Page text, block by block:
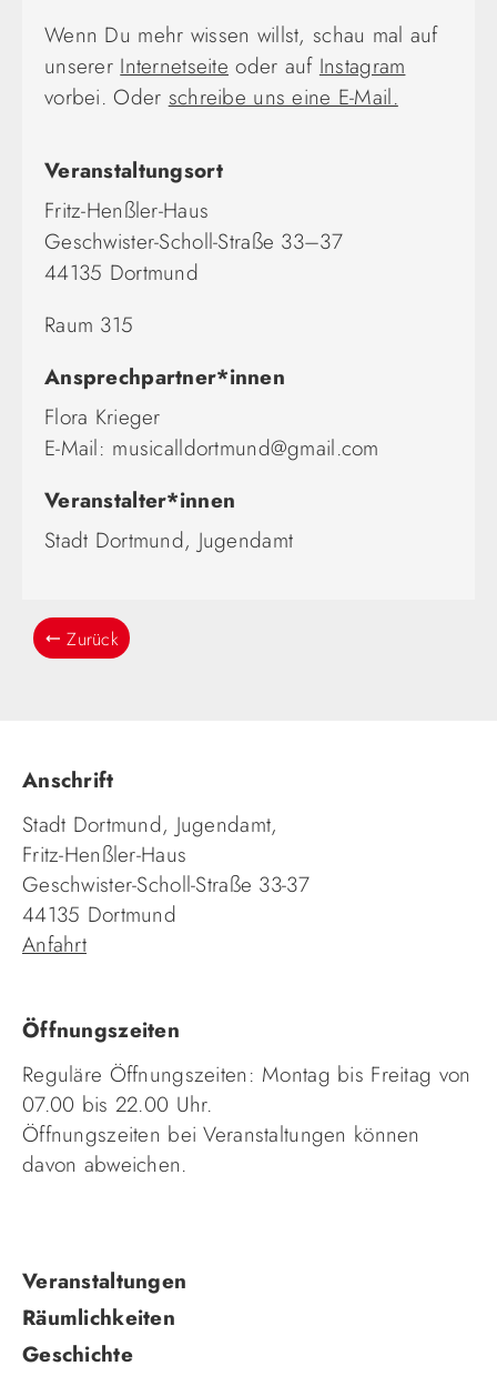
Wenn Du mehr wissen willst, schau mal auf
unserer Internetseite oder auf Instagram
vorbei. Oder schreibe uns eine E-Mail.
Veranstaltungsort
Fritz-Henßler-Haus
Geschwister-Scholl-Straße 33–37
44135 Dortmund
Raum 315
Ansprechpartner*innen
Flora Krieger
E-Mail: musicalldortmund@gmail.com
Veranstalter*innen
Stadt Dortmund, Jugendamt
Zurück
Anschrift
Stadt Dortmund, Jugendamt,
Fritz-Henßler-Haus
Geschwister-Scholl-Straße 33-37
44135 Dortmund
Anfahrt
Öffnungszeiten
Reguläre Öffnungszeiten: Montag bis Freitag von
07.00 bis 22.00 Uhr.
Öffnungszeiten bei Veranstaltungen können
davon abweichen.
Navigation
überspringen
Veranstaltungen
Räumlichkeiten
Geschichte